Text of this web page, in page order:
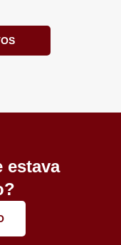
estava